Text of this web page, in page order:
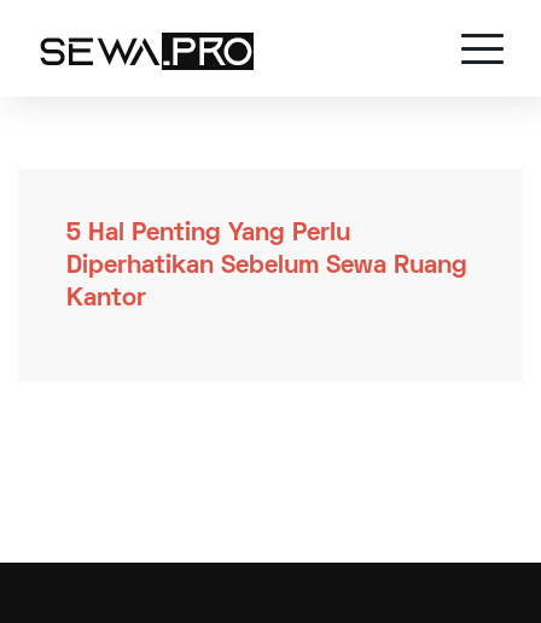
5 Hal Penting Yang Perlu
Diperhatikan Sebelum Sewa Ruang
Kantor